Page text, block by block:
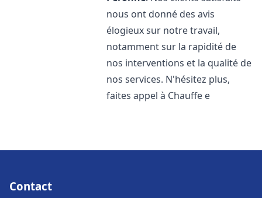
nous ont donné des avis
élogieux sur notre travail,
notamment sur la rapidité de
nos interventions et la qualité de
nos services. N'hésitez plus,
faites appel à Chauffe e
Contact